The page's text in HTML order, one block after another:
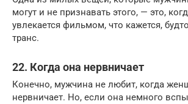
могут и не признавать этого, — это,
увлекается фильмом, что кажется,
транс.
22. Когда она нервничает
Конечно, мужчина не любит, когда
нервничает. Но, если она немного